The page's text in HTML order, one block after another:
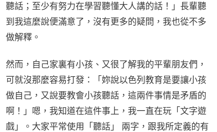
聽話；至少有努力在學習聽懂大人講的話！」長輩聽
到我這麼說便滿意了，沒有更多的疑問，我也從不多
做解釋。
然而，自己家裏有小孩、又很了解我的平輩朋友們，
可就沒那麼容易打發：「妳說以色列教育是要讓小孩
做自己，又說要教會小孩聽話，這兩件事情是矛盾的
啊！」嗯，我知道在這件事上，我一直在玩「文字遊
戲」。大家平常使用「聽話」 兩字，跟我所定義的有